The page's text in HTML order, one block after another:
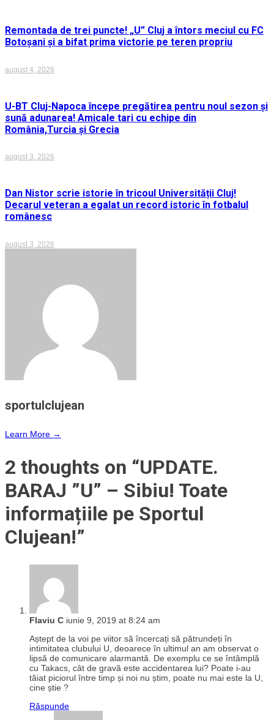
Remontada de trei puncte! „U” Cluj a întors meciul cu FC
Botoșani și a bifat prima victorie pe teren propriu
august 4, 2026
U-BT Cluj-Napoca începe pregătirea pentru noul sezon și
sună adunarea! Amicale tari cu echipe din
România,Turcia și Grecia
august 3, 2026
Dan Nistor scrie istorie în tricoul Universității Cluj!
Decarul veteran a egalat un record istoric în fotbalul
românesc
august 3, 2026
sportulclujean
Learn More →
2 thoughts on “UPDATE.
BARAJ ”U” – Sibiu! Toate
informațiile pe Sportul
Clujean!”
Flaviu C iunie 9, 2019 at 8:24 am
Aștept de la voi pe viitor să încercați să pătrundeți în
intimitatea clubului U, deoarece în ultimul an am observat o
lipsă de comunicare alarmantă. De exemplu ce se întâmplă
cu Takacs, cât de gravă este accidentarea lui? Poate i-au
tăiat piciorul între timp și noi nu știm, poate nu mai este la U,
cine știe ?
Răspunde